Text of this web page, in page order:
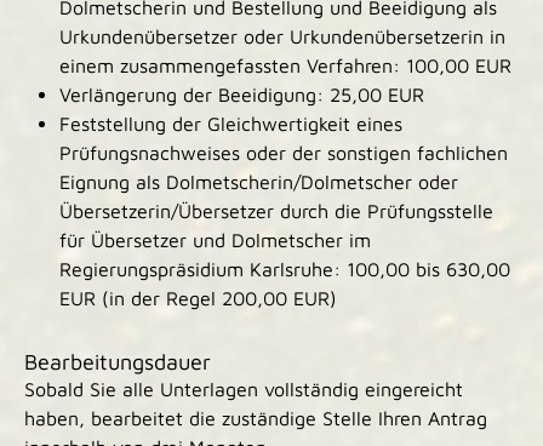
Dolmetscherin und Bestellung und Beeidigung als
Urkundenübersetzer oder Urkundenübersetzerin in
einem zusammengefassten Verfahren: 100,00 EUR
Verlängerung der Beeidigung: 25,00 EUR
Feststellung der Gleichwertigkeit eines
Prüfungsnachweises oder der sonstigen fachlichen
Eignung als Dolmetscherin/Dolmetscher oder
Übersetzerin/Übersetzer durch die Prüfungsstelle
für Übersetzer und Dolmetscher im
Regierungspräsidium Karlsruhe: 100,00 bis 630,00
EUR (in der Regel 200,00 EUR)
Bearbeitungsdauer
Sobald Sie alle Unterlagen vollständig eingereicht
haben, bearbeitet die zuständige Stelle Ihren Antrag